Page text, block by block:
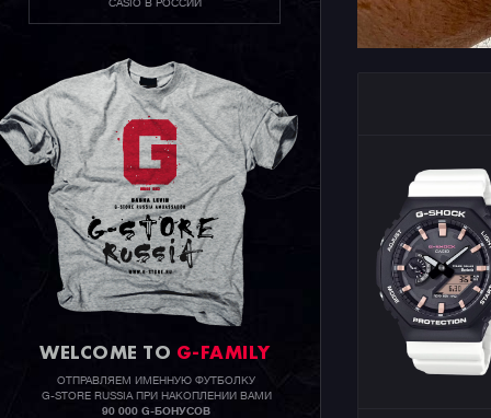
CASIO В РОССИИ
WELCOME TO G-FAMILY
ОТПРАВЛЯЕМ ИМЕННУЮ ФУТБОЛКУ
G-STORE RUSSIA ПРИ НАКОПЛЕНИИ ВАМИ
90 000 G-БОНУСОВ